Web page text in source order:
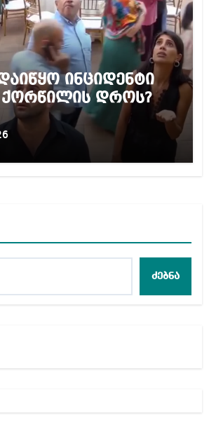
ინციდენტი
ქორწილის დროს?
ძებნა